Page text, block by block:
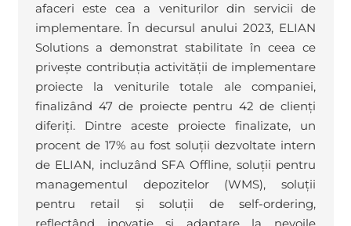
afaceri este cea a veniturilor din servicii de
implementare. În decursul anului 2023, ELIAN
Solutions a demonstrat stabilitate în ceea ce
privește contribuția activității de implementare
proiecte la veniturile totale ale companiei,
finalizând 47 de proiecte pentru 42 de clienți
diferiți. Dintre aceste proiecte finalizate, un
procent de 17% au fost soluții dezvoltate intern
de ELIAN, incluzând SFA Offline, soluții pentru
managementul depozitelor (WMS), soluții
pentru retail și soluții de self-ordering,